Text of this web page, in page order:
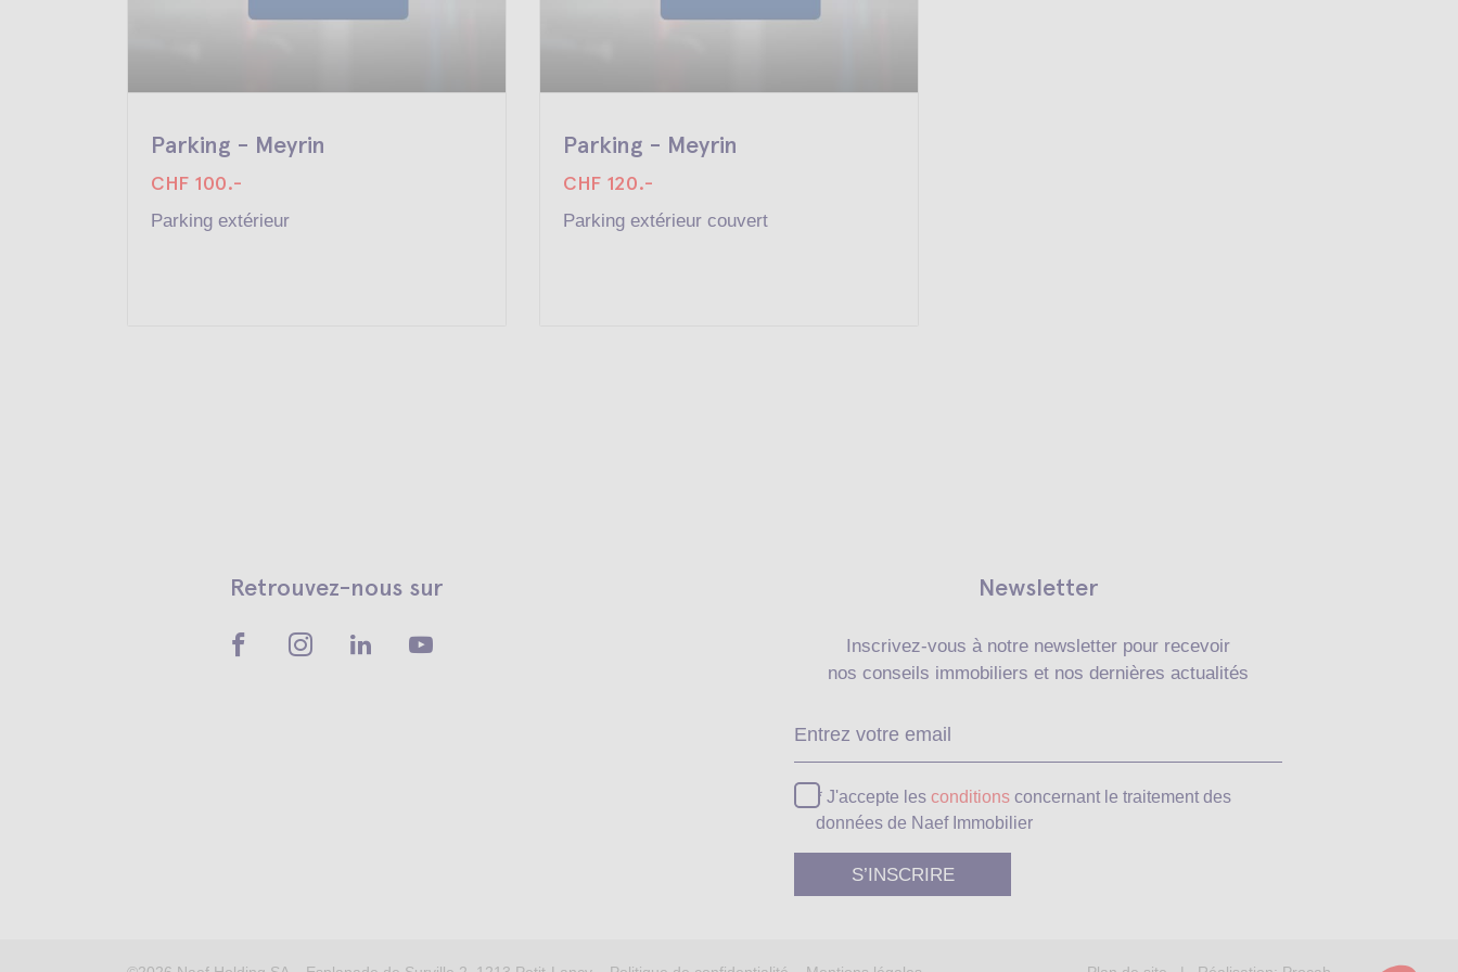
Parking - Meyrin
CHF 100.-
Parking extérieur
Parking - Meyrin
CHF 120.-
Parking extérieur couvert
Retrouvez-nous sur Newsletter
Inscrivez-vous à notre newsletter pour recevoir
nos conseils immobiliers et nos dernières actualités
* J'accepte les conditions concernant le traitement des
données de Naef Immobilier